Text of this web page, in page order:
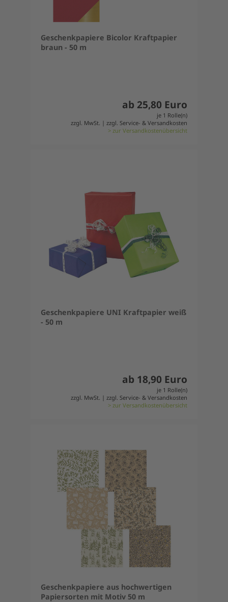
Geschenkpapiere Bicolor Kraftpapier
braun - 50 m
ab 25,80 Euro
je 1 Rolle(n)
zzgl. MwSt. | zzgl. Service- & Versandkosten
> zur Versandkostenübersicht
Geschenkpapiere UNI Kraftpapier weiß
- 50 m
ab 18,90 Euro
je 1 Rolle(n)
zzgl. MwSt. | zzgl. Service- & Versandkosten
> zur Versandkostenübersicht
Geschenkpapiere aus hochwertigen
Papiersorten mit Motiv 50 m